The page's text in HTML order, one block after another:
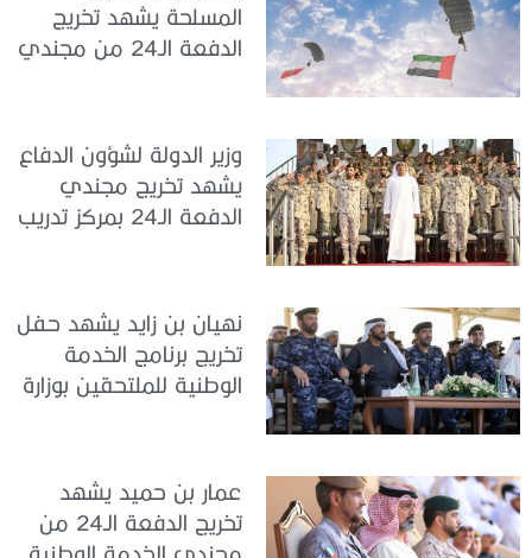
المسلحة يشهد تخريج
الدفعة الـ24 من مجندي
وزير الدولة لشؤون الدفاع
يشهد تخريج مجندي
الدفعة الـ24 بمركز تدريب
نهيان بن زايد يشهد حفل
تخريج برنامج الخدمة
الوطنية للملتحقين بوزارة
عمار بن حميد يشهد
تخريج الدفعة الـ24 من
مجندي الخدمة الوطنية